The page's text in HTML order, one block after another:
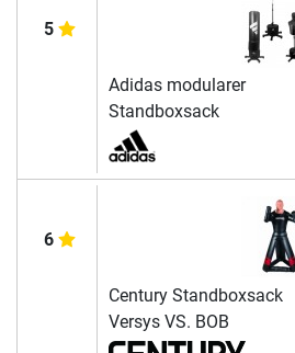
5
Adidas modularer
Standboxsack
6
Century Standboxsack
Versys VS. BOB